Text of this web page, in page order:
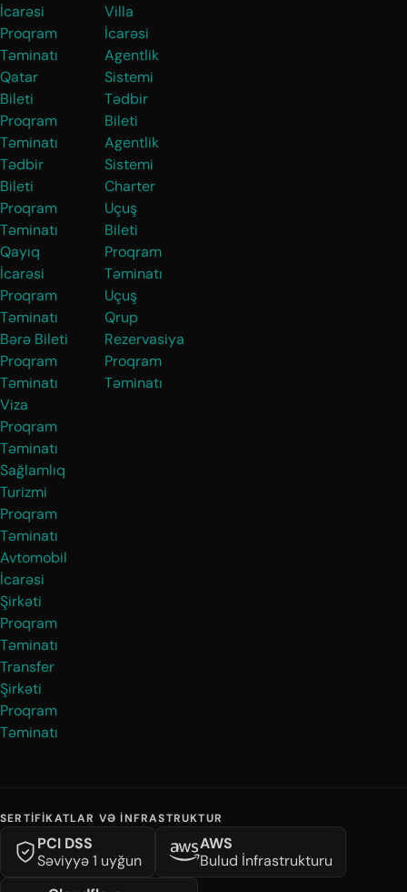
İcarəsi
Proqram
Təminatı
Qatar
Bileti
Proqram
Təminatı
Tədbir
Bileti
Proqram
Təminatı
Qayıq
İcarəsi
Proqram
Təminatı
Bərə Bileti
Proqram
Təminatı
Viza
Proqram
Təminatı
Sağlamlıq
Turizmi
Proqram
Təminatı
Avtomobil
İcarəsi
Şirkəti
Proqram
Təminatı
Transfer
Şirkəti
Proqram
Təminatı
Villa
İcarəsi
Agentlik
Sistemi
Tədbir
Bileti
Agentlik
Sistemi
Charter
Uçuş
Bileti
Proqram
Təminatı
Uçuş
Qrup
Rezervasiya
Proqram
Təminatı
SERTIFIKATLAR VƏ İNFRASTRUKTUR
PCI DSS
Səviyyə 1 uyğun
AWS
Bulud İnfrastrukturu